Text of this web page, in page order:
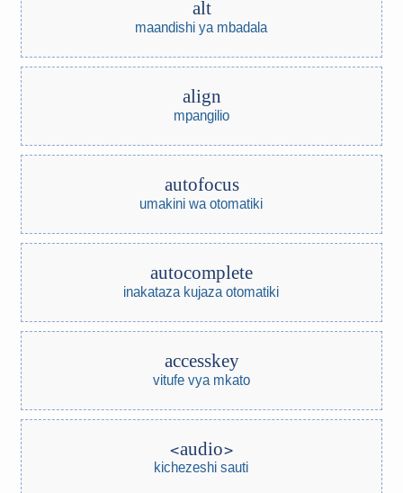
alt
maandishi ya mbadala
align
mpangilio
autofocus
umakini wa otomatiki
autocomplete
inakataza kujaza otomatiki
accesskey
vitufe vya mkato
audio
kichezeshi sauti